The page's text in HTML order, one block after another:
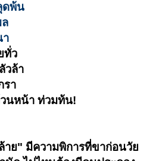
ดพ้น
า
ทั่ว
วล้า
รา
วนหน้า ท่วมท้น!
ย" มีความพิการที่ขาก่อนวัย